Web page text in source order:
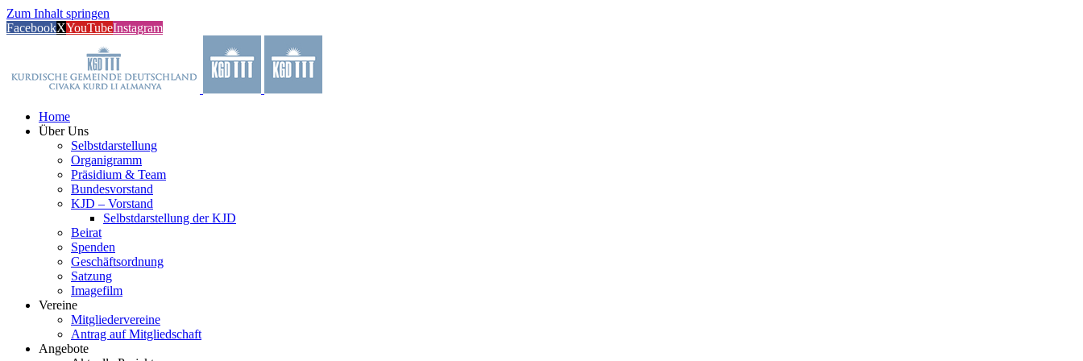
Zum Inhalt springen
FacebookXYouTubeInstagram
Home
Über Uns
Selbstdarstellung
Organigramm
Präsidium & Team
Bundesvorstand
KJD – Vorstand
Selbstdarstellung der KJD
Beirat
Spenden
Geschäftsordnung
Satzung
Imagefilm
Vereine
Mitgliedervereine
Antrag auf Mitgliedschaft
Angebote